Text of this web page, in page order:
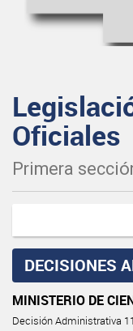
Oficiales
Primera
DECISIONES
MINISTERIO DE
Decisión Administrativa